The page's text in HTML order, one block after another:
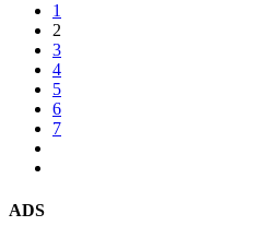
1
2
3
4
5
6
7
ADS